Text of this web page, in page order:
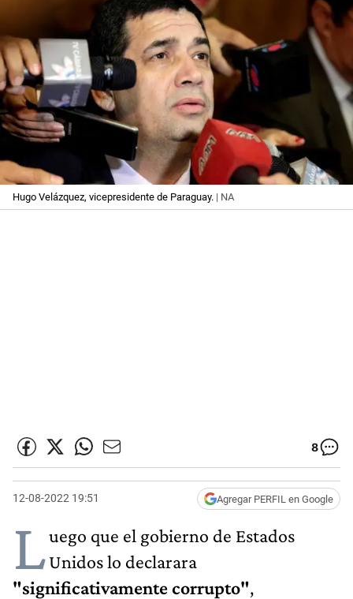
Hugo Velázquez, vicepresidente de Paraguay. | NA
8
12-08-2022 19:51 Agregar PERFIL en Google
Luego que el gobierno de Estados
Unidos lo declarara
"significativamente corrupto",